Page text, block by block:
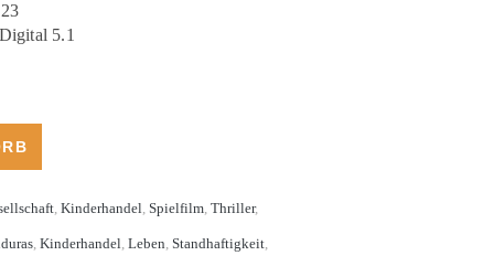
5.1
, Kinderhandel, Spielfilm, Thriller,
, Kinderhandel, Leben, Standhaftigkeit,